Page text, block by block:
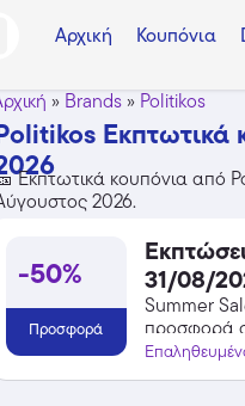
Αρχική Κουπόνια
» Brands» Politikos
Εκπτωτικά
Εκπτωτικά κουπόνια από
2026.
-50%
Προσφορά
31/08/
Summer
προσφορά
τις